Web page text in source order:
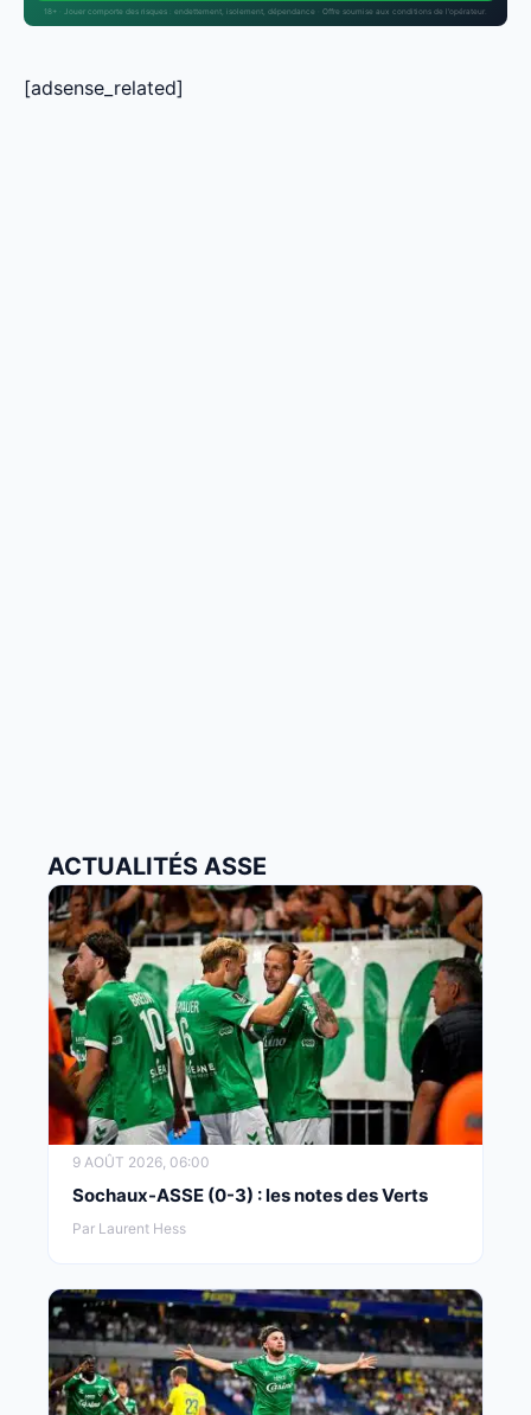
18+ · Jouer comporte des risques : endettement, isolement, dépendance · Offre soumise aux conditions de l’opérateur.
[adsense_related]
ACTUALITÉS ASSE
9 AOÛT 2026, 06:00
Sochaux-ASSE (0-3) : les notes des Verts
Par Laurent Hess